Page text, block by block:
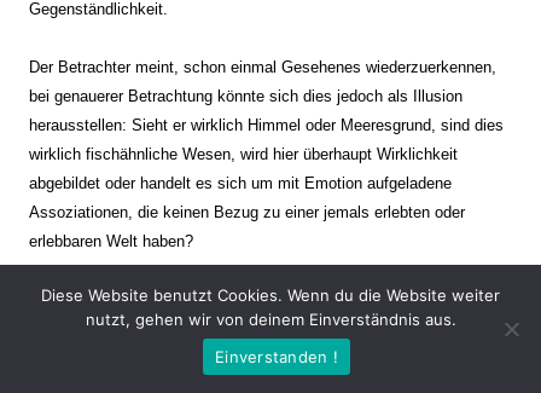
Gegenständlichkeit.
Der Betrachter meint, schon einmal Gesehenes wiederzuerkennen,
bei genauerer Betrachtung könnte sich dies jedoch als Illusion
herausstellen: Sieht er wirklich Himmel oder Meeresgrund, sind dies
wirklich fischähnliche Wesen, wird hier überhaupt Wirklichkeit
abgebildet oder handelt es sich um mit Emotion aufgeladene
Assoziationen, die keinen Bezug zu einer jemals erlebten oder
erlebbaren Welt haben?
Verharren und Dynamik stehen sich dabei gegenüber. Zeit steht still
oder verrinnt im Nu. Es soll dabei eine Spannung, auch farblich, bis
zur Schmerzgrenze erzeugt werden. Die Arbeiten stellen ambivalente
Diese Website benutzt Cookies. Wenn du die Website weiter
nutzt, gehen wir von deinem Einverständnis aus.
Einverstanden !